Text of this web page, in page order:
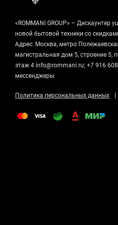
«ROMMANI GROUP» – Дискаунтер
новой бытовой техники со
Адрес: Москва, метро
магистральная дом 5, строение 5,
этаж 4 info@rommani.ru; +7 916
мессенджеры
Политика персональных данных |